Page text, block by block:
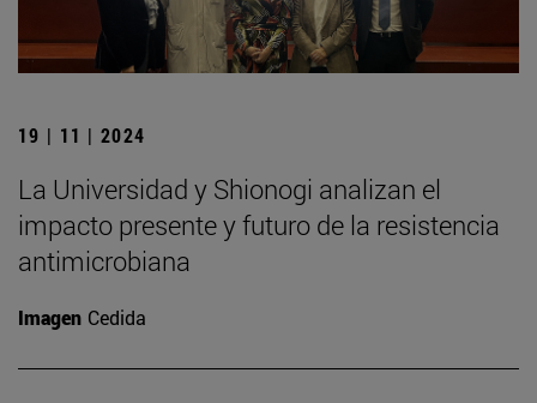
19 | 11 | 2024
La Universidad y Shionogi analizan el
impacto presente y futuro de la resistencia
antimicrobiana
Imagen Cedida